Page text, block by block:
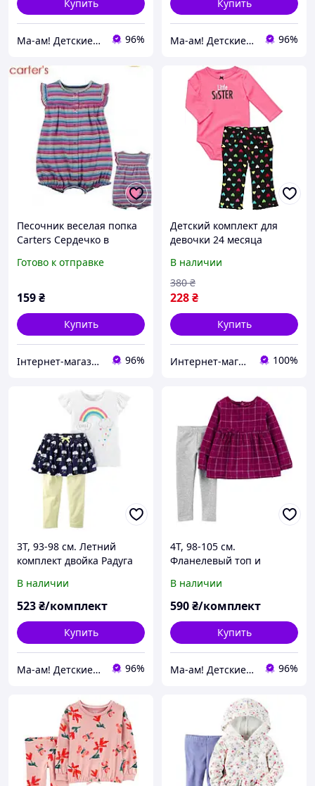
Купить
Ма-ам! Детские вещи для счастливого детства 👦 96%
Купить
Ма-ам! Детские вещи для счастливого детства 👦 96%
Песочник веселая попка
Carters Сердечко в
Готово к отправке
159₴
Купить
Інтернет-магазин mami.kiev.ua 96%
Детский комплект для
девочки 24 месяца
В наличии
228₴
380 ₴
Купить
Интернет-магазин "Monssstriki 100%
3Т, 93-98 см. Летний
комплект двойка Радуга
наличии.
В наличии
523₴/комплект
Купить
Ма-ам! Детские вещи для счастливого детства 👦 96%
4Т, 98-105 см.
Фланелевый топ и
Carters Картерс. В
наличии.
В наличии
590₴/комплект
Купить
Ма-ам! Детские вещи для счастливого детства 👦 96%